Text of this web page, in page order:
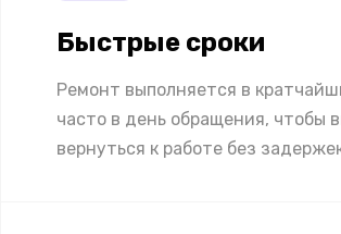
Быстрые сроки
Ремонт выполняется в
часто в день обращения, чтобы
вернуться к работе без